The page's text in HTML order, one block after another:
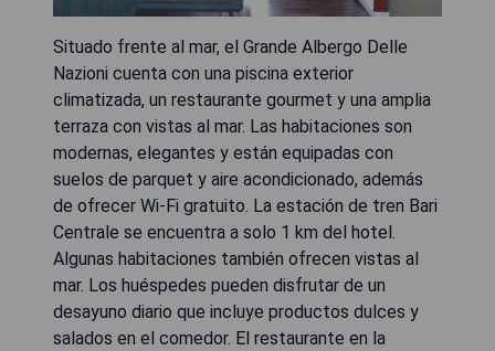
Situado frente al mar, el Grande Albergo Delle
Nazioni cuenta con una piscina exterior
climatizada, un restaurante gourmet y una amplia
terraza con vistas al mar. Las habitaciones son
modernas, elegantes y están equipadas con
suelos de parquet y aire acondicionado, además
de ofrecer Wi-Fi gratuito. La estación de tren Bari
Centrale se encuentra a solo 1 km del hotel.
Algunas habitaciones también ofrecen vistas al
mar. Los huéspedes pueden disfrutar de un
desayuno diario que incluye productos dulces y
salados en el comedor. El restaurante en la